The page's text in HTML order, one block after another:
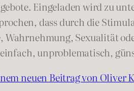
Eingeladen wird zu
dass durch die
Sexualität
unproblematisch,
neuen Beitrag von Oliver